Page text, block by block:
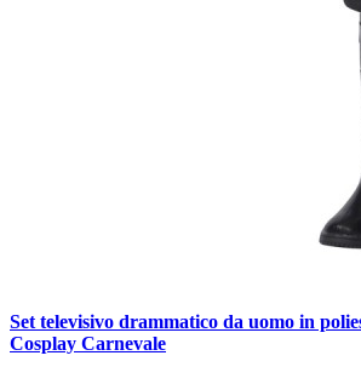
Set televisivo drammatico da uomo in
Cosplay Carnevale